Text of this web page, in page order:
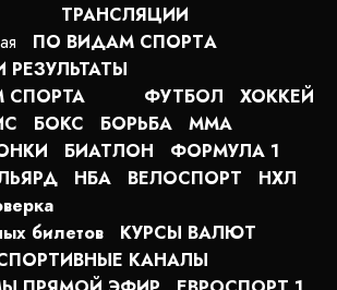
ТРАНСЛЯЦИИ
ПО ВИДАМ СПОРТA
СПОРТА
ФУТБОЛ
ХОККЕЙ
БОКС БОРЬБА
MMA
БИАТЛОН
ФОРМУЛА 1
НБА ВЕЛОСПОРТ
НХЛ
билетов
КУРСЫ ВАЛЮТ
КАНАЛЫ